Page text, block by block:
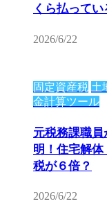
くら払って
2026/6/22
固定資産税 土
金計算ツール
元税務課職
明！住宅解
税が６倍？
2026/6/22